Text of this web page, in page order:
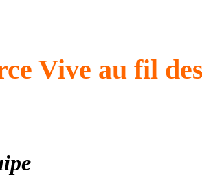
Vive au fil